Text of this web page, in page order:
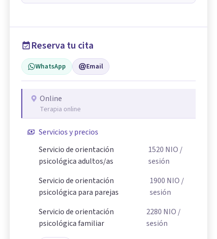
Reserva tu cita
WhatsApp Email
Online
Terapia online
Servicios y precios
Servicio de orientación
psicológica adultos/as
1520 NIO /
sesión
Servicio de orientación
psicológica para parejas
1900 NIO /
sesión
Servicio de orientación
psicológica familiar
2280 NIO /
sesión